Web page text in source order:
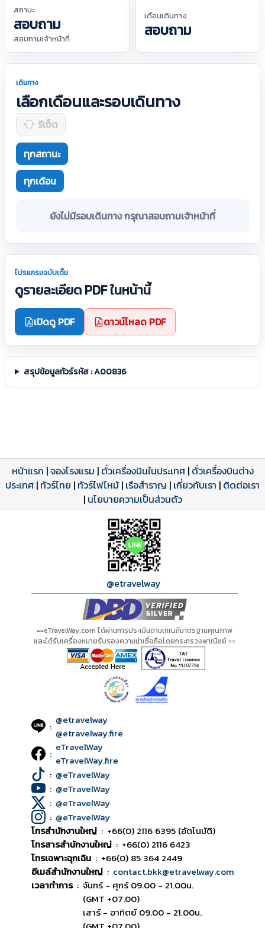
สถานะ
สอบถาม
สอบถามเจ้าหน้าที่
เดือนเดินทาง
สอบถาม
เดินทาง
เลือกเดือนและรอบเดินทาง
รีเซ็ต
ทุกสถานะ
ทุกเดือน
ยังไม่มีรอบเดินทาง กรุณาสอบถามเจ้าหน้าที่
โปรแกรมฉบับเต็ม
ดูรายละเอียด PDF ในหน้านี้
เปิดดู PDF ดาวน์โหลด PDF
สรุปข้อมูลทัวร์รหัส : A00836
โปรแกรมทัวร์
ดาวน์โหลด PDF
รีวิวลูกค้าจริง
รีวิวจาก eTravelWay
เปิดหน้าเต็ม
ใบอนุญาตนำเที่ยว
เลขที่ 11/11450
เปิดหน้าเต็ม
หน้าแรก |จองโรงแรม | ตั๋วเครื่องบินในประเทศ| ตั๋วเครื่องบินต่าง
ประเทศ | ทัวร์ไทย | ทัวร์ไฟไหม้ | เรือสำราญ | เกี่ยวกับเรา | ติดต่อเรา
| นโยบายความเป็นส่วนตัว
@etravelway
==eTravelWay.com ได้ผ่านการประเมินตามเกณฑ์มาตรฐานคุณภาพ
และได้รับเครื่องหมายรับรองความน่าเชื่อถือโดยกระทรวงพาณิชย์ ==
: @etravelway
@etravelway.fire
: eTravelWay
eTravelWay.fire
: @eTravelWay
: @eTravelWay
: @eTravelWay
: @eTravelWay
โทรสำนักงานใหญ่ : +66(0) 2116 6395 (อัตโนมัติ)
โทรสารสำนักงานใหญ่ : +66(0) 2116 6423
โทรเฉพาะฉุกเฉิน : +66(0) 85 364 2449
อีเมล์สำนักงานใหญ่ : contact.bkk@etravelway.com
เวลาทำการ : จันทร์ - ศุกร์ 09.00 - 21.00น.
(GMT +07.00)
เสาร์ - อาทิตย์ 09.00 - 21.00น.